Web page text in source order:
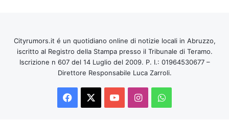
Cityrumors.it é un quotidiano online di notizie locali in Abruzzo,
iscritto al Registro della Stampa presso il Tribunale di Teramo.
Iscrizione n 607 del 14 Luglio del 2009. P. I.: 01964530677 –
Direttore Responsabile Luca Zarroli.
Facebook
You InstagramWhatsApp